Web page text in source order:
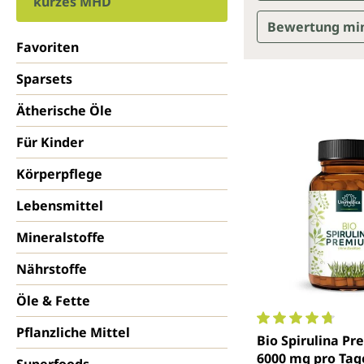
Favoriten
Sparsets
Ätherische Öle
Für Kinder
Körperpflege
Lebensmittel
Mineralstoffe
Nährstoffe
Öle & Fette
Pflanzliche Mittel
Bewertung
Bio Spirulina
6000 mg pro